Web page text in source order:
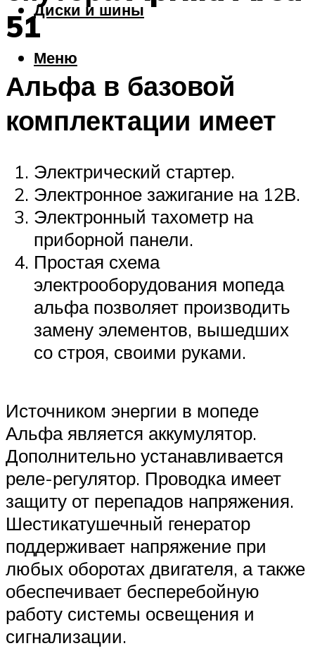
Диски и шины
Меню
51
Альфа в базовой
комплектации имеет
Электрический стартер.
Электронное зажигание на 12В.
Электронный тахометр на
приборной панели.
Простая схема
электрооборудования мопеда
альфа позволяет производить
замену элементов, вышедших
со строя, своими руками.
Источником энергии в мопеде
Альфа является аккумулятор.
Дополнительно устанавливается
реле-регулятор. Проводка имеет
защиту от перепадов напряжения.
Шестикатушечный генератор
поддерживает напряжение при
любых оборотах двигателя, а также
обеспечивает бесперебойную
работу системы освещения и
сигнализации.